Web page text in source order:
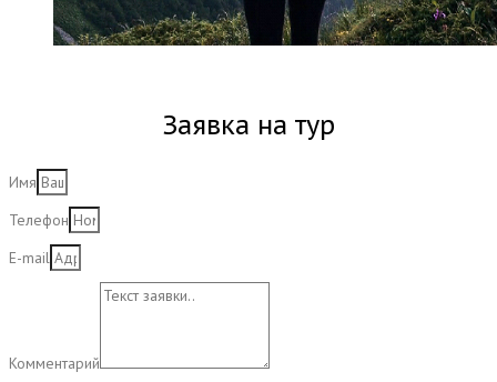
Заявка на тур
Имя
Телефон
E-mail
Комментарий